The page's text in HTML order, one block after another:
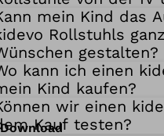
mein Kind das
Rollstuhls
gestalten?
kann ich einen
Kind kaufen?
wir einen
Kauf testen?
Download